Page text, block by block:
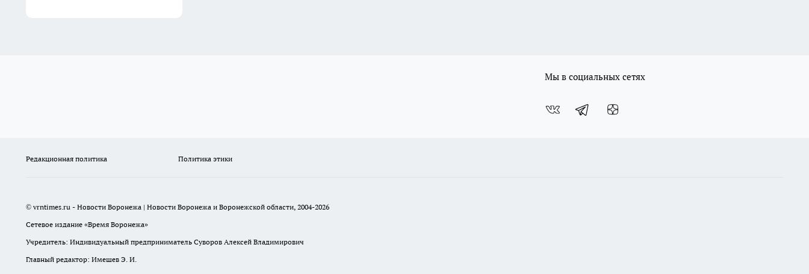
Мы в социальных сетях
Редакционная политика Политика этики
© vrntimes.ru - Новости Воронежа | Новости Воронежа и Воронежской области, 2004-2026
Сетевое издание «Время Воронежа»
Учредитель: Индивидуальный предприниматель Суворов Алексей Владимирович
Главный редактор: Имешев Э. И.